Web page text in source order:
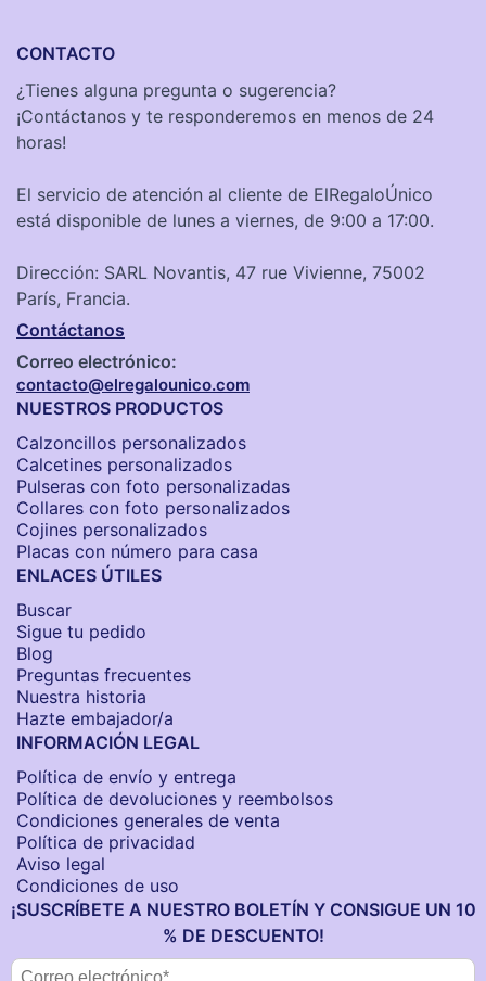
CONTACTO
¿Tienes alguna pregunta o sugerencia?
¡Contáctanos y te responderemos en menos de 24
horas!
El servicio de atención al cliente de ElRegaloÚnico
está disponible de lunes a viernes, de 9:00 a 17:00.
Dirección: SARL Novantis, 47 rue Vivienne, 75002
París, Francia.
Contáctanos
Correo electrónico:
contacto@elregalounico.com
NUESTROS PRODUCTOS
Calzoncillos personalizados​
Calcetines personalizados
Pulseras con foto personalizadas
Collares con foto personalizados
Cojines personalizados
Placas con número para casa
ENLACES ÚTILES
Buscar
Sigue tu pedido
Blog
Preguntas frecuentes
Nuestra historia
Hazte embajador/a
INFORMACIÓN LEGAL
Política de envío y entrega
Política de devoluciones y reembolsos
Condiciones generales de venta
Política de privacidad
Aviso legal
Condiciones de uso
¡SUSCRÍBETE A NUESTRO BOLETÍN Y CONSIGUE UN 10
% DE DESCUENTO!